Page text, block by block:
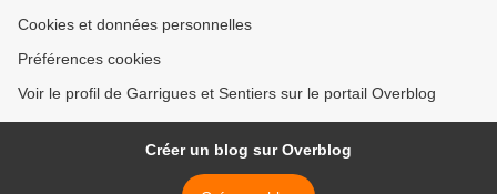
Cookies et données personnelles
Préférences cookies
Voir le profil de Garrigues et Sentiers sur le portail Overblog
Créer un blog sur Overblog